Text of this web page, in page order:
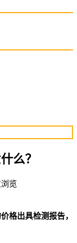
么？
浏览
格出具检测报告，